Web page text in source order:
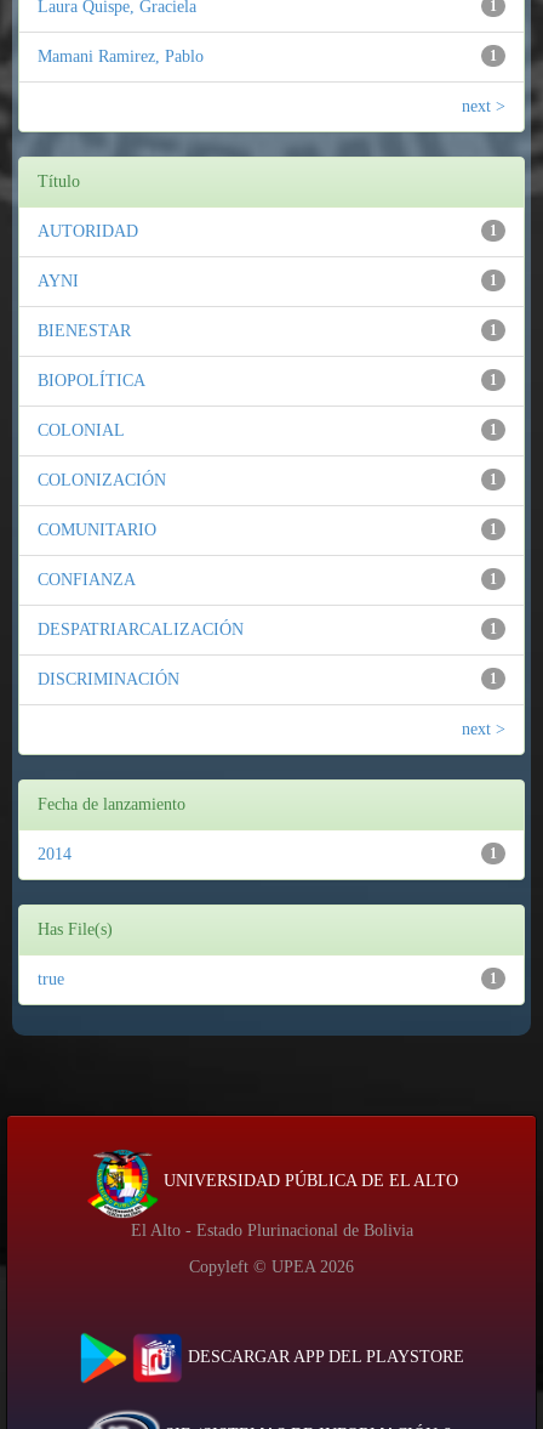
1
Laura Quispe, Graciela
1
Mamani Ramirez, Pablo
next >
Título
1
AUTORIDAD
1
AYNI
1
BIENESTAR
1
BIOPOLÍTICA
1
COLONIAL
1
COLONIZACIÓN
1
COMUNITARIO
1
CONFIANZA
1
DESPATRIARCALIZACIÓN
1
DISCRIMINACIÓN
next >
Fecha de lanzamiento
1
2014
Has File(s)
1
true
UNIVERSIDAD PÚBLICA DE EL ALTO
El Alto - Estado Plurinacional de Bolivia
Copyleft © UPEA 2026
DESCARGAR APP DEL PLAYSTORE